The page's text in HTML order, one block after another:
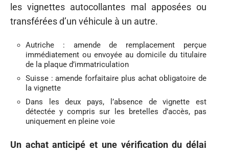
les vignettes autocollantes mal apposées ou
transférées d’un véhicule à un autre.
Autriche : amende de remplacement perçue
immédiatement ou envoyée au domicile du titulaire
de la plaque d’immatriculation
Suisse : amende forfaitaire plus achat obligatoire de
la vignette
Dans les deux pays, l’absence de vignette est
détectée y compris sur les bretelles d’accès, pas
uniquement en pleine voie
Un achat anticipé et une vérification du délai